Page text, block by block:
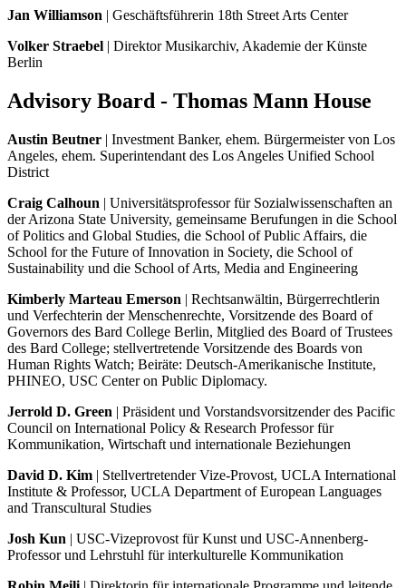
Jan Williamson | Geschäftsführerin 18th Street Arts Center
Volker Straebel | Direktor Musikarchiv, Akademie der Künste
Berlin
Advisory Board - Thomas Mann House
Austin Beutner | Investment Banker, ehem. Bürgermeister von Los
Angeles, ehem. Superintendant des Los Angeles Unified School
District
Craig Calhoun | Universitätsprofessor für Sozialwissenschaften an
der Arizona State University, gemeinsame Berufungen in die School
of Politics and Global Studies, die School of Public Affairs, die
School for the Future of Innovation in Society, die School of
Sustainability und die School of Arts, Media and Engineering
Kimberly Marteau Emerson | Rechtsanwältin, Bürgerrechtlerin
und Verfechterin der Menschenrechte, Vorsitzende des Board of
Governors des Bard College Berlin, Mitglied des Board of Trustees
des Bard College; stellvertretende Vorsitzende des Boards von
Human Rights Watch; Beiräte: Deutsch-Amerikanische Institute,
PHINEO, USC Center on Public Diplomacy.
Jerrold D. Green | Präsident und Vorstandsvorsitzender des Pacific
Council on International Policy & Research Professor für
Kommunikation, Wirtschaft und internationale Beziehungen
David D. Kim | Stellvertretender Vize-Provost, UCLA International
Institute & Professor, UCLA Department of European Languages
and Transcultural Studies
Josh Kun | USC-Vizeprovost für Kunst und USC-Annenberg-
Professor und Lehrstuhl für interkulturelle Kommunikation